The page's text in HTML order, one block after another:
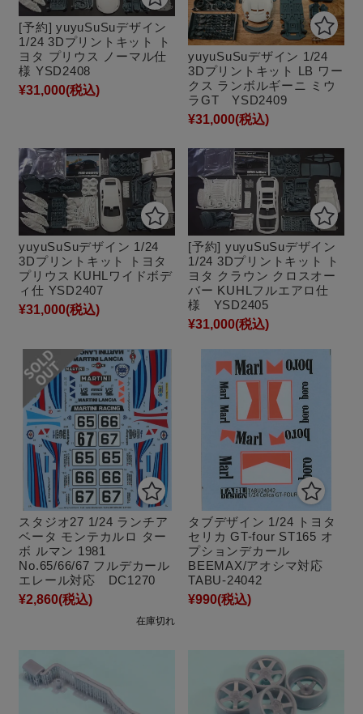
[予約] yuyuSuSuデザイン
1/24 3Dプリントキット ト
ヨタ プリウス ノーマル仕
様 YSD2408
¥31,000(税込)
yuyuSuSuデザイン 1/24
3Dプリントキット LB ワー
クス ランボルギーニ ミウ
ラGT YSD2409
¥31,000(税込)
yuyuSuSuデザイン 1/24
3Dプリントキット トヨタ
プリウス KUHLワイドボデ
ィ仕 YSD2407
¥31,000(税込)
[予約] yuyuSuSuデザイン
1/24 3Dプリントキット ト
ヨタ クラウン クロスオー
バー KUHLフルエアロ仕
様 YSD2405
¥31,000(税込)
スタジオ27 1/24 ランチア
ベータ モンテカルロ ター
ボ ルマン 1981
No.65/66/67 フルデカール
エレール対応 DC1270
¥2,860(税込)
在庫切れ
タブデザイン 1/24 トヨタ
セリカ GT-four ST165 オ
プションデカール
BEEMAX/アオシマ対応
TABU-24042
¥990(税込)